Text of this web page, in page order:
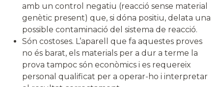
amb un control negatiu (reacció sense material
genètic present) que, si dóna positiu, delata una
possible contaminació del sistema de reacció.
Són costoses. L’aparell que fa aquestes proves
no és barat, els materials per a dur a terme la
prova tampoc són econòmics i es requereix
personal qualificat per a operar-ho i interpretar